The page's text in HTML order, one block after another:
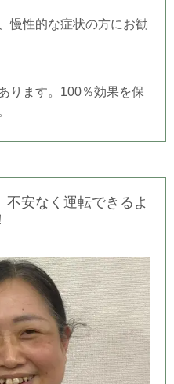
慢性的な症状の方にお勧
ります。100％効果を保
不安なく運転できるよ